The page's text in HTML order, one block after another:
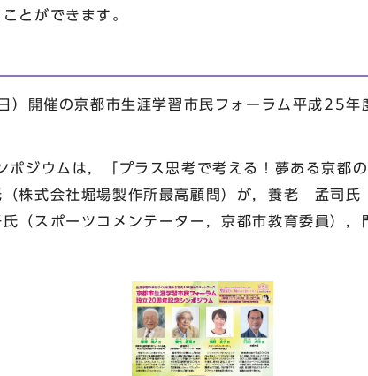
とができます。
開催の京都市生涯学習市民フォーラム平成25年
ジウムは，「プラス思考で考える！夢ある京都
株式会社堀場製作所最高顧問）が，養老 孟司氏
（スポーツコメンテーター，京都市教育委員）